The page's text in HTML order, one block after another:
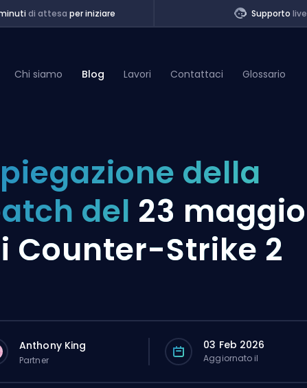
di attesa per iniziare Supporto live
Chi siamo Blog Lavori Contattaci Glossario
della
del 23 maggio
Counter-Strike 2
Anthony King
Partner
03 Feb 2026
Aggiornato il